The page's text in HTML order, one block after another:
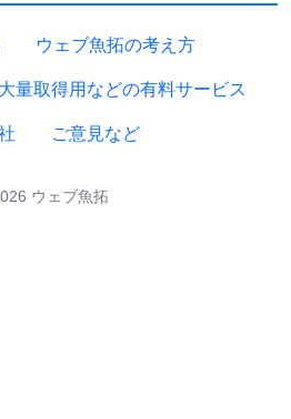
ウェブ魚拓の考え方
量取得用などの有料サービス
ご意見など
ウェブ魚拓